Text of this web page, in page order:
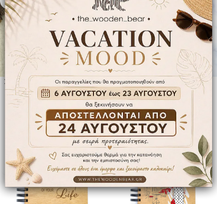
Σημειωματάριο – I love my Dad
to the moon & back!
€ – 17.00€
ΕΠΙΛΟΓΉ
Σημειωματάριο Pink Heart
15.00€ – 18.00
ΕΠΙΛΟΓΉ